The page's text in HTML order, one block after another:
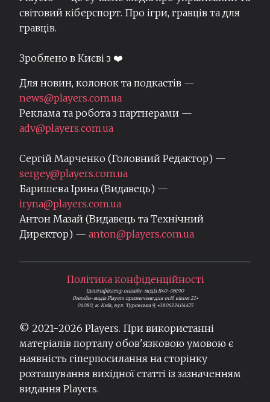
світовий кіберспорт. Про ігри, гравців та для
гравців.
Зроблено в Києві з ❤️
Для новин, колонок та подкастів —
news@players.com.ua
Реклама та робота з партнерами —
adv@players.com.ua
Сергій Марченко (Головний Редактор) —
sergey@players.com.ua
Баришева Ірина (Видавець) —
iryna@players.com.ua
Антон Мазай (Видавець та Технічний
Директор) — anton@players.com.ua
Політика конфіденційності
Ідентифікатор онлайн-медіа R40-06190
Онлайн-медіа Players призначене для осіб віком 21+
04080, м. Київ, вул. Туровська 9, +380633404475
© 2021-2026 Players. При використанні
матеріалів порталу обов'язковою умовою є
наявність гіперпосилання на сторінку
розташування вихідної статті із зазначенням
видання Players.